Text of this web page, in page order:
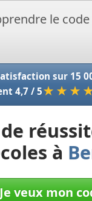
sur 15
4,7 / 5
à
veux mon